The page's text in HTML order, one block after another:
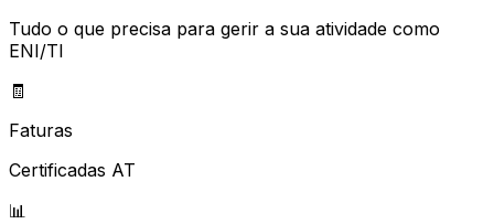
Tudo o que precisa para gerir a sua atividade como
ENI/TI
🧾
Faturas
Certificadas AT
📊